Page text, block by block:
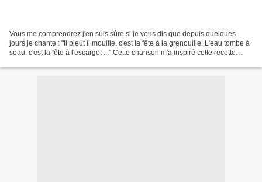
Vous me comprendrez j'en suis sûre si je vous dis que depuis quelques
jours je chante : "Il pleut il mouille, c'est la fête à la grenouille. L'eau tombe à
seau, c'est la fête à l'escargot ..." Cette chanson m'a inspiré cette recette